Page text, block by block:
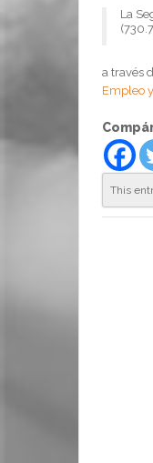
La
a través
Empleo
This